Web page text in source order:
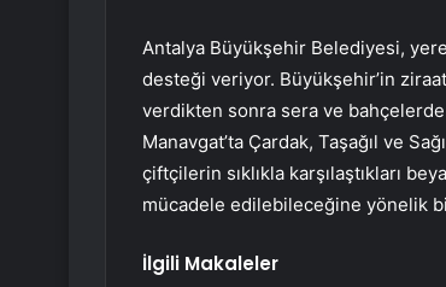
Antalya Büyükşehir Belediyesi,
desteği veriyor. Büyükşehir’in
verdikten sonra sera ve bahçelerde
Manavgat’ta Çardak, Taşağıl ve
çiftçilerin sıklıkla karşılaştıkları
mücadele edilebileceğine yönelik
İlgili Makaleler